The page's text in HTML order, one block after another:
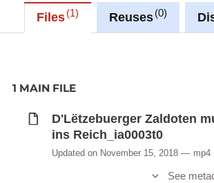
Files 1 Reuses 0
1 MAIN FILE
D'Lëtzebuerger Zaldoten
ins Reich_ia0003t0
Updated on November 15, 2018 mp4
See